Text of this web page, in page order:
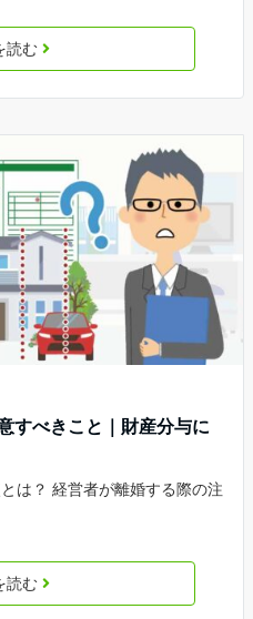
読む
すべきこと｜財産分与に
は？ 経営者が離婚する際の注
読む